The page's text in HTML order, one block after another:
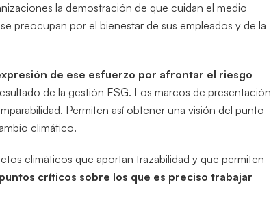
la demostración de que cuidan el medio
preocupan por el bienestar de sus empleados y de la
de ese esfuerzo por afrontar el riesgo
de la gestión ESG. Los marcos de presentación
Permiten así obtener una visión del punto
climático.
climáticos que aportan trazabilidad y que permiten
críticos sobre los que es preciso trabajar